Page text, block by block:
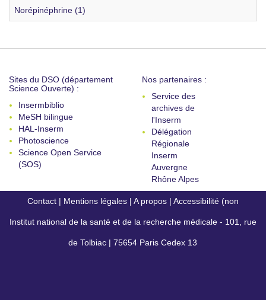
Norépinéphrine (1)
Sites du DSO (département
Science Ouverte) :
Insermbiblio
MeSH bilingue
HAL-Inserm
Photoscience
Science Open Service
(SOS)
Nos partenaires :
Service des
archives de
l'Inserm
Délégation
Régionale
Inserm
Auvergne
Rhône Alpes
Contact | Mentions légales | A propos | Accessibilité (non
conforme)
Institut national de la santé et de la recherche médicale - 101, rue
de Tolbiac | 75654 Paris Cedex 13